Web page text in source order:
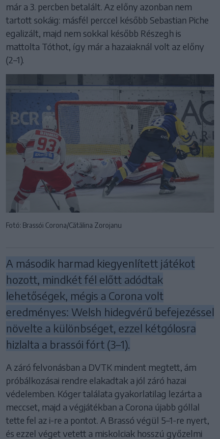
már a 3. percben betalált. Az előny azonban nem
tartott sokáig: másfél perccel később Sebastian Piche
egalizált, majd nem sokkal később Részegh is
mattolta Tóthot, így már a hazaiaknál volt az előny
(2–1).
Fotó: Brassói Corona/Cătălina Zorojanu
A második harmad kiegyenlített játékot
hozott, mindkét fél előtt adódtak
lehetőségek, mégis a Corona volt
eredményes: Welsh hidegvérű befejezéssel
növelte a különbséget, ezzel kétgólosra
hizlalta a brassói fórt (3–1).
A záró felvonásban a DVTK mindent megtett, ám
próbálkozásai rendre elakadtak a jól záró hazai
védelemben. Kóger találata gyakorlatilag lezárta a
meccset, majd a végjátékban a Corona újabb góllal
tette fel az i-re a pontot. A Brassó végül 5–1-re nyert,
és ezzel véget vetett a miskolciak hosszú győzelmi